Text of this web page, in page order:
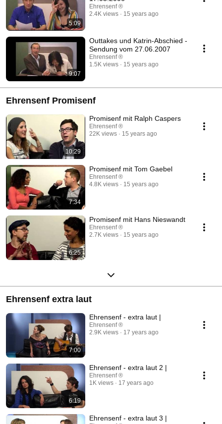
5:09
Ehrensenf ®
2.4K views
15 years ago
9:07
Outtakes und Katrin-Abschied -
Sendung vom 27.06.2007
Ehrensenf ®
1.5K views
15 years ago
Ehrensenf Promisenf
10:29
Promisenf mit Ralph Caspers
Ehrensenf ®
22K views
15 years ago
7:34
Promisenf mit Tom Gaebel
Ehrensenf ®
4.8K views
15 years ago
6:25
Promisenf mit Hans Nieswandt
Ehrensenf ®
2.7K views
15 years ago
Ehrensenf extra laut
7:00
Ehrensenf - extra laut |
Ehrensenf ®
2.9K views
17 years ago
6:19
Ehrensenf - extra laut 2 |
Ehrensenf ®
1K views
17 years ago
Ehrensenf - extra laut 3 |